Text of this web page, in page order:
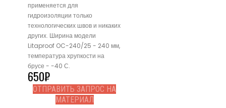
применяется для
гидроизоляции только
технологических швов и никаких
других. Ширина модели
Litaproof OC-240/25 - 240 мм,
температура хрупкости на
брусе - -40 С.
650₽
ОТПРАВИТЬ ЗАПРОС НА
МАТЕРИАЛ